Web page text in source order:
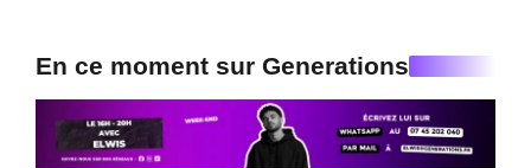
En ce moment sur Generations